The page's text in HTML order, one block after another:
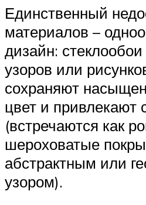
Единственный
материалов –
дизайн:
узоров или
сохраняют
цвет и привлекают
(встречаются как
шероховатые
абстрактным или
узором).